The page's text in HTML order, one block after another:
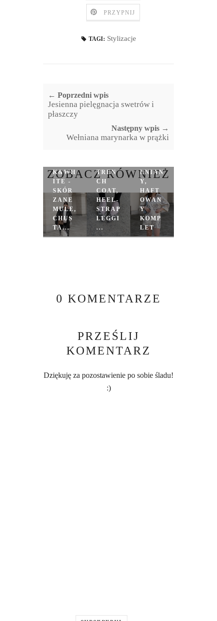
PRZYPNIJ
TAGI: Stylizacje
← Poprzedni wpis
Jesienna pielęgnacja swetrów i
płaszczy
Następny wpis →
Wełniana marynarka w prążki
ZOBACZ RÓWNIEŻ
K&WH
ITE -
SKÓR
ZANE
MULE,
CHUS
TA...
TREN
CH
COAT,
HEEL-
STRAP
LEGGI
...
LNIAN
Y,
HAFT
OWAN
Y
KOMP
LET
0 KOMENTARZE
PRZEŚLIJ
KOMENTARZ
Dziękuję za pozostawienie po sobie śladu!
:)